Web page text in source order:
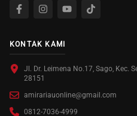
KONTAK KAMI
Jl. Dr. Leimena No.17, Sago, Kec.
28151
amirariauonline@gmail.com
0812-7036-4999